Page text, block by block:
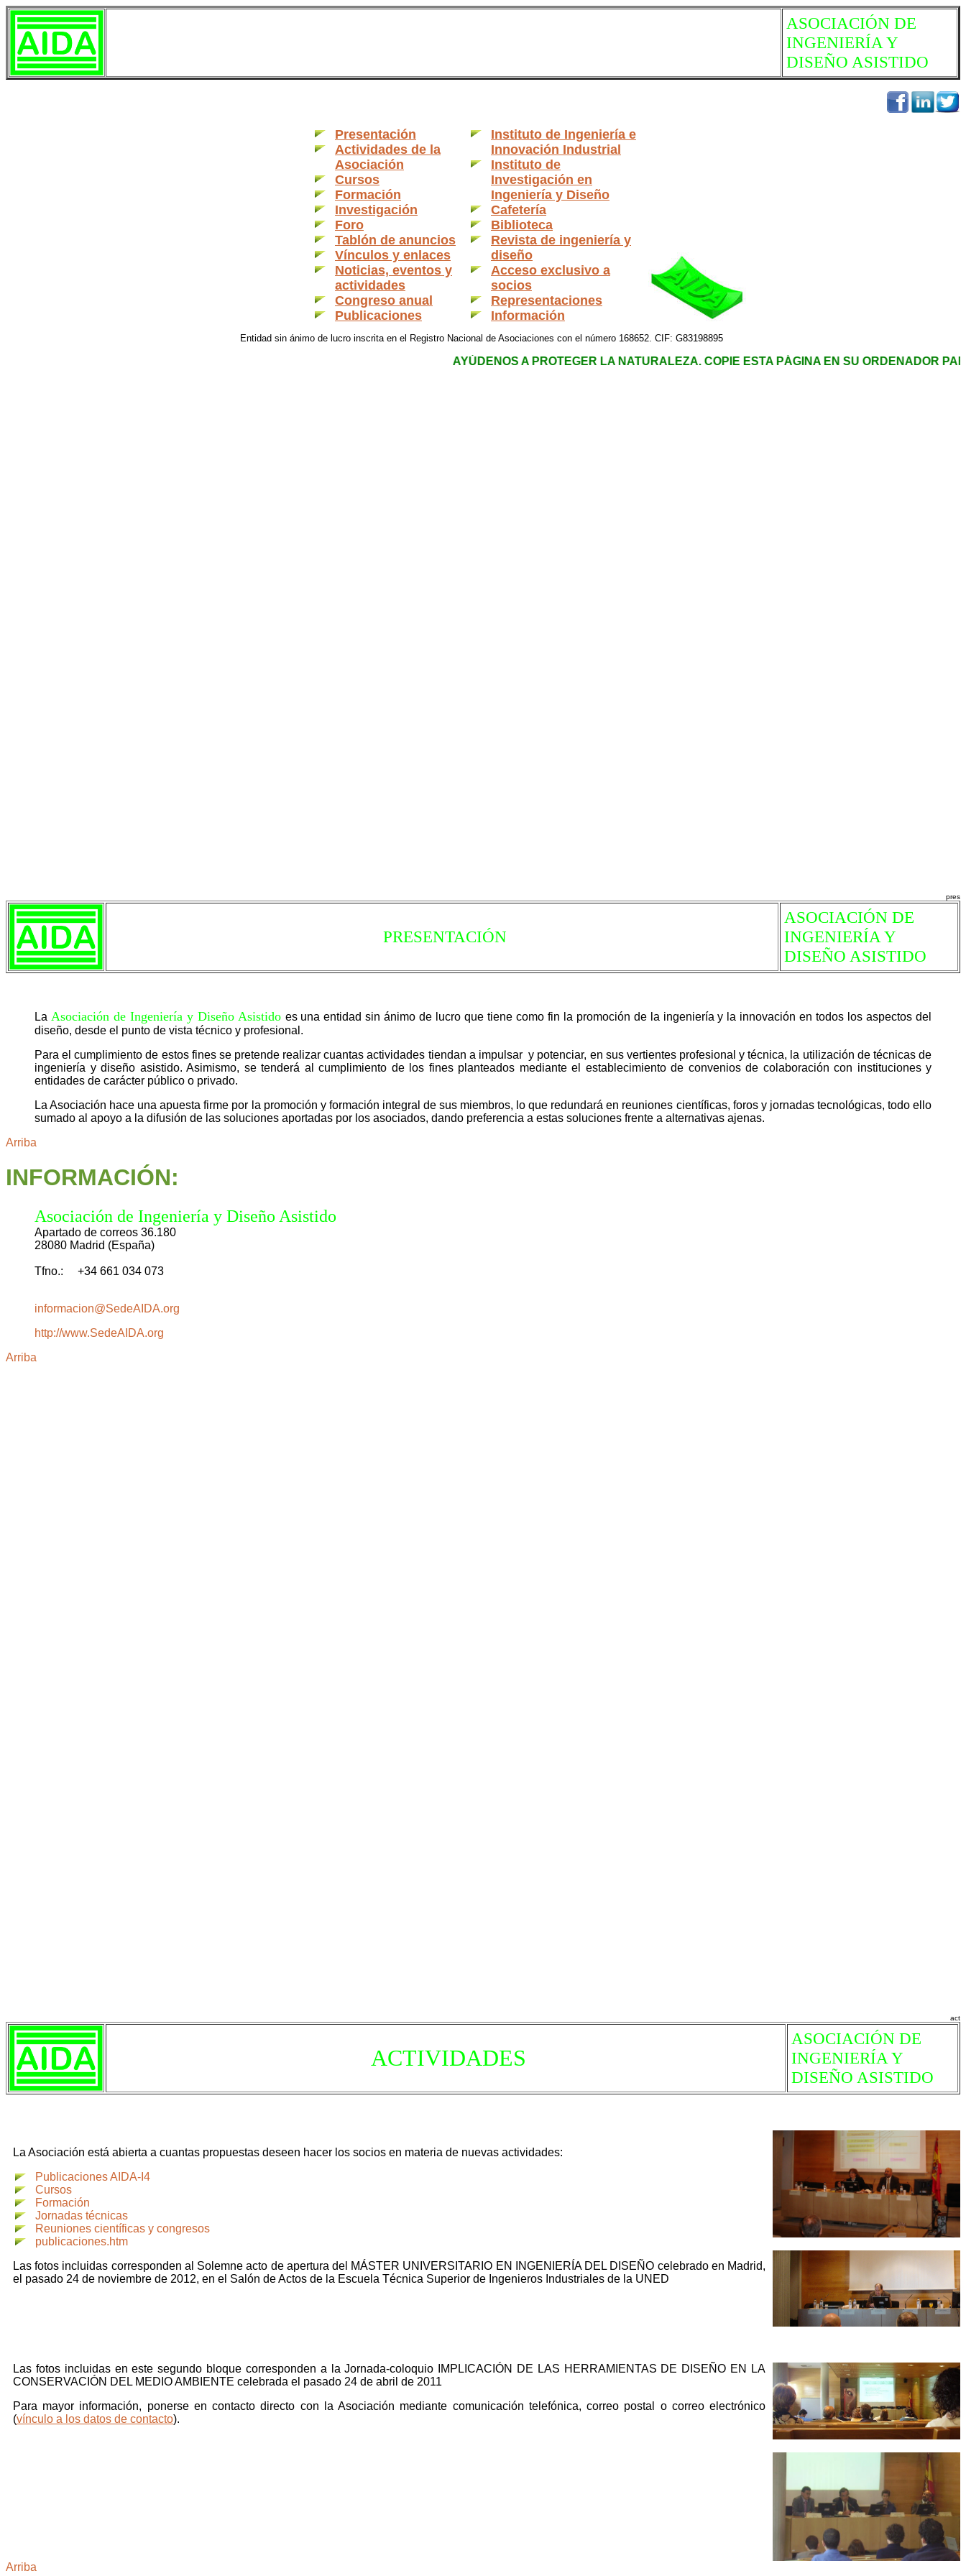
ASOCIACIÓN DE
INGENIERÍA Y
DISEÑO ASISTIDO
Presentación
Actividades de la
Asociación
Cursos
Formación
Investigación
Foro
Tablón de anuncios
Vínculos y enlaces
Noticias, eventos y
actividades
Congreso anual
Publicaciones
Instituto de Ingeniería e
Innovación Industrial
Instituto de
Investigación en
Ingeniería y Diseño
Cafetería
Biblioteca
Revista de ingeniería y
diseño
Acceso exclusivo a
socios
Representaciones
Información
Entidad sin ánimo de lucro inscrita en el Registro Nacional de Asociaciones con el número 168652. CIF: G83198895
AYÚDENOS A PROTEGER LA NATURALEZA. COPIE ESTA PÁGINA EN SU ORDENADOR PARA TENER
pres
PRESENTACIÓN
ASOCIACIÓN DE
INGENIERÍA Y
DISEÑO ASISTIDO
La Asociación de Ingeniería y Diseño Asistido es una entidad sin ánimo de lucro que tiene como fin la promoción de la ingeniería y la innovación en todos los aspectos del
diseño, desde el punto de vista técnico y profesional.
Para el cumplimiento de estos fines se pretende realizar cuantas actividades tiendan a impulsar y potenciar, en sus vertientes profesional y técnica, la utilización de técnicas de
ingeniería y diseño asistido. Asimismo, se tenderá al cumplimiento de los fines planteados mediante el establecimiento de convenios de colaboración con instituciones y
entidades de carácter público o privado.
La Asociación hace una apuesta firme por la promoción y formación integral de sus miembros, lo que redundará en reuniones científicas, foros y jornadas tecnológicas, todo ello
sumado al apoyo a la difusión de las soluciones aportadas por los asociados, dando preferencia a estas soluciones frente a alternativas ajenas.
Arriba
INFORMACIÓN:
Asociación de Ingeniería y Diseño Asistido
Apartado de correos 36.180
28080 Madrid (España)
Tfno.: +34 661 034 073
informacion@SedeAIDA.org
http://www.SedeAIDA.org
Arriba
act
ACTIVIDADES
ASOCIACIÓN DE
INGENIERÍA Y
DISEÑO ASISTIDO
La Asociación está abierta a cuantas propuestas deseen hacer los socios en materia de nuevas actividades:
Publicaciones AIDA-I4
Cursos
Formación
Jornadas técnicas
Reuniones científicas y congresos
publicaciones.htm
Las fotos incluidas corresponden al Solemne acto de apertura del MÁSTER UNIVERSITARIO EN INGENIERÍA DEL DISEÑO celebrado en Madrid,
el pasado 24 de noviembre de 2012, en el Salón de Actos de la Escuela Técnica Superior de Ingenieros Industriales de la UNED
Las fotos incluidas en este segundo bloque corresponden a la Jornada-coloquio IMPLICACIÓN DE LAS HERRAMIENTAS DE DISEÑO EN LA
CONSERVACIÓN DEL MEDIO AMBIENTE celebrada el pasado 24 de abril de 2011
Para mayor información, ponerse en contacto directo con la Asociación mediante comunicación telefónica, correo postal o correo electrónico
(vínculo a los datos de contacto).
Arriba